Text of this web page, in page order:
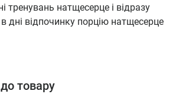
тренувань натщесерце і відразу
дні відпочинку порцію натщесерце
товару